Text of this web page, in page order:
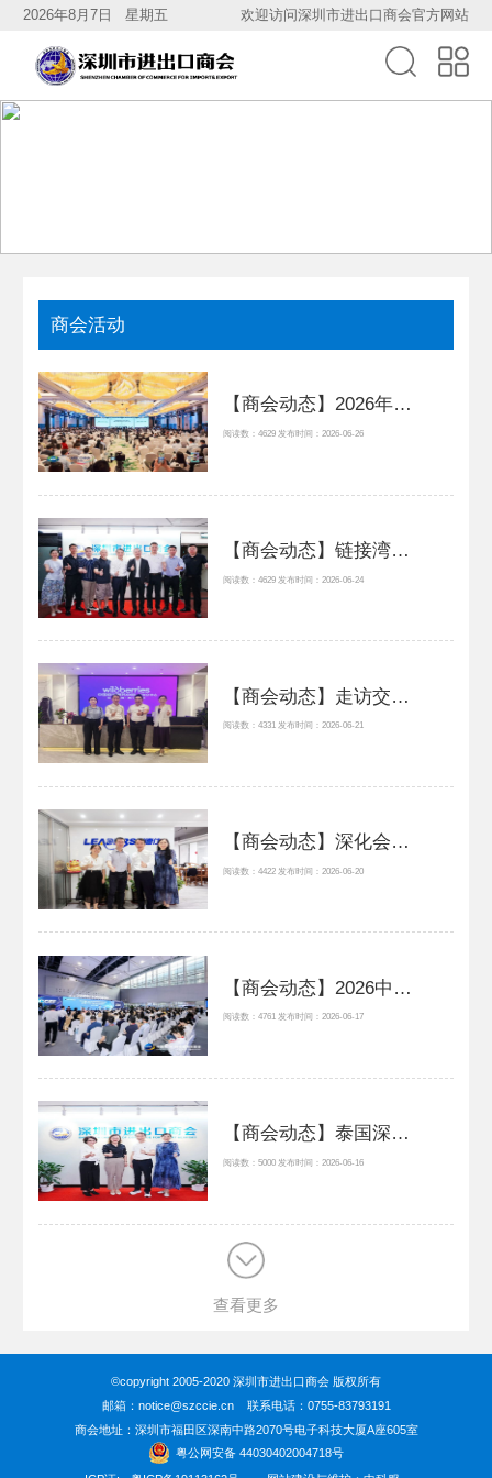
2026年8月7日 星期五 欢迎访问深圳市进出口商会官方网站
商会活动
【商会动态】2026年APEC中小企业工商论坛在深圳罗湖开幕，秘书处受邀参会
阅读数：4629 发布时间：2026-06-26
【商会动态】链接湾区青年华商 深耕东盟经贸蓝海——粤港澳大湾区青年企业家协会、越南广东企业联合会一行来访交流
阅读数：4629 发布时间：2026-06-24
【商会动态】走访交流促合作 携手开拓中俄跨境贸易新蓝海 —— 商会走访恒通顺集团
阅读数：4331 发布时间：2026-06-21
【商会动态】深化会展资源协同，秘书处走访利德仕会展并达成战略合作
阅读数：4422 发布时间：2026-06-20
【商会动态】2026中国（广东）—RCEP成员国跨境电商交流活动暨中国（广州）跨境电商交易会启幕，商会秘书处受邀出席
阅读数：4761 发布时间：2026-06-17
【商会动态】泰国深圳总商会来访交流，深化跨境联动，共拓东盟商机
阅读数：5000 发布时间：2026-06-16
查看更多
©copyright 2005-2020 深圳市进出口商会 版权所有
邮箱：notice@szccie.cn 联系电话：0755-83793191
商会地址：深圳市福田区深南中路2070号电子科技大厦A座605室
粤公网安备 44030402004718号